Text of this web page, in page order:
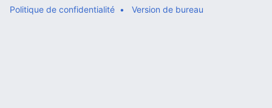
Politique de confidentialité Version de bureau